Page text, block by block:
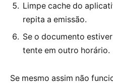
Limpe cache do
repita a emissão.
Se o documento
tente em outro horário.
Se mesmo assim não